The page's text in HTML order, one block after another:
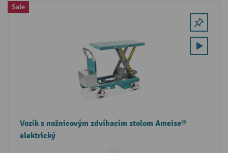
Sale
Vozík s nožnicovým zdvíhacím stolom Ameise®
elektrický